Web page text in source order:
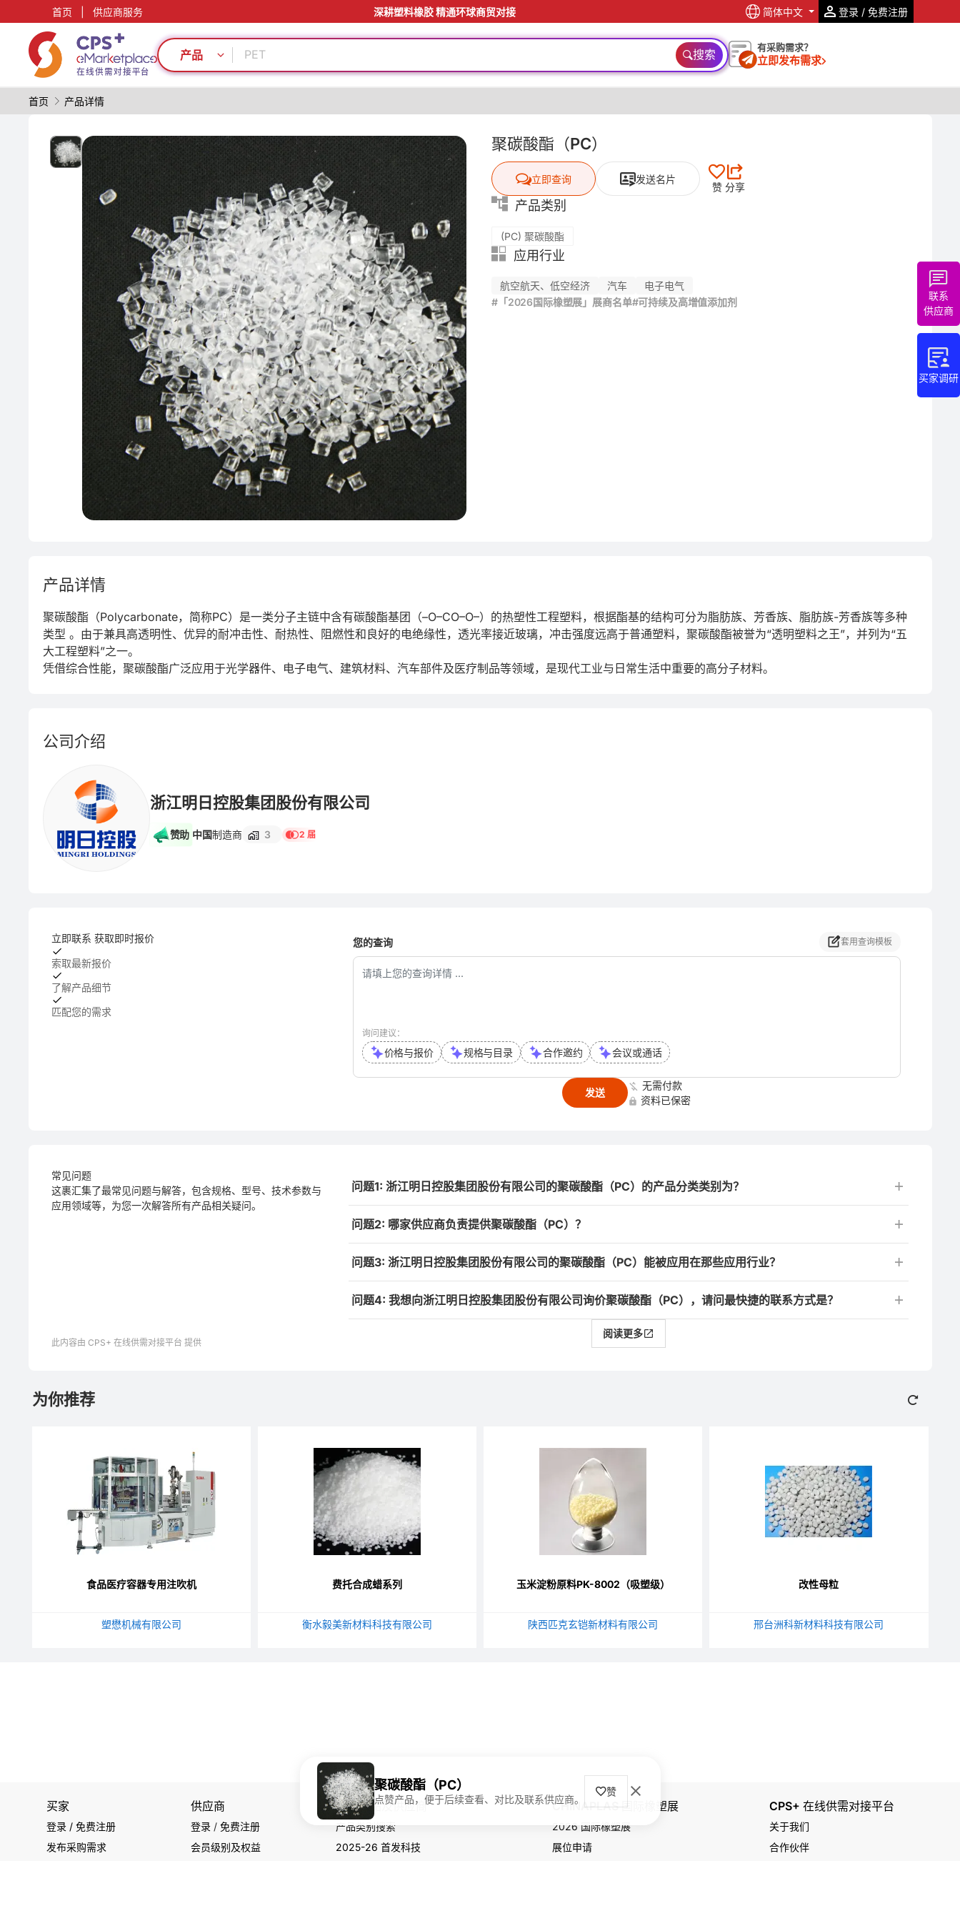
首页 供应商服务 深耕塑料橡胶 精通环球商贸对接 简体中文 登录 / 免费注册
产品
模具
PET
PVC
食品级
自动化
医疗级
PP
绿色成型方案
模具
PET
PVC
食品级
再生料加工
表面处理
搜索 有采购需求？
立即发布需求
首页 产品详情
买家调研
联系
供应商
聚碳酸酯（PC）
立即查询 发送名片
赞 分享
产品类别
(PC) 聚碳酸酯
应用行业
航空航天、低空经济 汽车
电子电气
#「2026国际橡塑展」展商名单#可持续及高增值添加剂
产品详情
聚碳酸酯（Polycarbonate，简称PC）是一类分子主链中含有碳酸酯基团（–O–CO–O–）的热塑性工程塑料，根据酯基的结构可分为脂肪族、芳香族、脂肪族-芳香族等多种
类型 。由于兼具高透明性、优异的耐冲击性、耐热性、阻燃性和良好的电绝缘性，透光率接近玻璃，冲击强度远高于普通塑料，聚碳酸酯被誉为“透明塑料之王”，并列为“五
大工程塑料”之一。
凭借综合性能，聚碳酸酯广泛应用于光学器件、电子电气、建筑材料、汽车部件及医疗制品等领域，是现代工业与日常生活中重要的高分子材料。
公司介绍
浙江明日控股集团股份有限公司
赞助 中国制造商 3 2 届
立即联系 获取即时报价
索取最新报价
了解产品细节
匹配您的需求
您的查询 套用查询模板
询问建议：
价格与报价 规格与目录 合作邀约 会议或通话
发送
无需付款
资料已保密
常见问题
这裹汇集了最常见问题与解答，包含规格、型号、技术参数与
应用领域等，为您一次解答所有产品相关疑问。
问题1: 浙江明日控股集团股份有限公司的聚碳酸酯（PC）的产品分类类别为？
问题2: 哪家供应商负责提供聚碳酸酯（PC）？
问题3: 浙江明日控股集团股份有限公司的聚碳酸酯（PC）能被应用在那些应用行业？
问题4: 我想向浙江明日控股集团股份有限公司询价聚碳酸酯（PC），请问最快捷的联系方式是？
阅读更多
此内容由 CPS+ 在线供需对接平台 提供
聚碳酸酯（PC）
点赞产品，便于后续查看、对比及联系供应商。
赞
为你推荐
食品医疗容器专用注吹机
塑懋机械有限公司
费托合成蜡系列
衡水毅美新材料科技有限公司
玉米淀粉原料PK-8002（吸塑级）
陕西匹克玄铠新材料有限公司
改性母粒
邢台洲科新材料科技有限公司
买家
登录 / 免费注册
发布采购需求
供应商
登录 /免费注册
会员级别及权益
寻找产品及供应商
产品类别搜索
2025-26 首发科技
CHINAPLAS 国际橡塑展
2026 国际橡塑展
展位申请
CPS+ 在线供需对接平台
关于我们
合作伙伴